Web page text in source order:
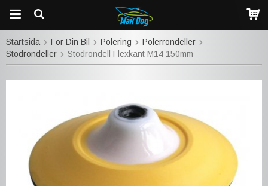
Startsida För Din Bil Polering
Polerrondeller
Stödrondeller
Stödrondell Flexkant M14 150mm